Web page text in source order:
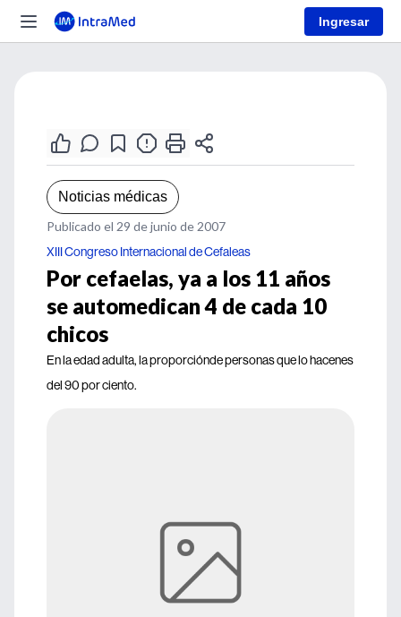
Ingresar
Noticias médicas
Publicado el 29 de junio de 2007
XIII Congreso Internacional de Cefaleas
Por cefaelas, ya a los 11 años
se automedican 4 de cada 10
chicos
En la edad adulta, la proporciónde personas que lo hacenes
del 90 por ciento.